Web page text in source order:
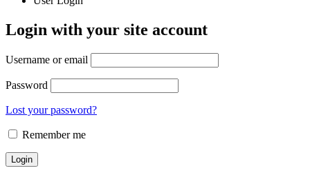
Login with your site account
Username or email
Password
Lost your password?
Remember me